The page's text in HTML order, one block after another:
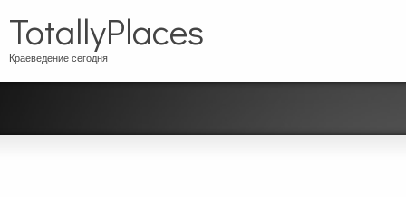
TotallyPlaces
Краеведение сегодня